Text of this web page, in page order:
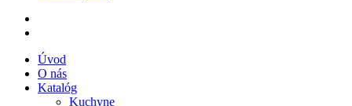
Úvod
O nás
Katalóg
Kuchyne